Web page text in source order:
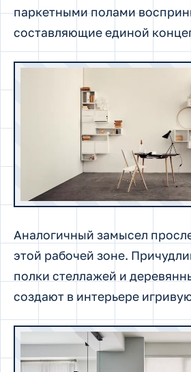
паркетными полами
составляющие единой
Аналогичный замысел
этой рабочей зоне.
полки стеллажей и
создают в интерьере